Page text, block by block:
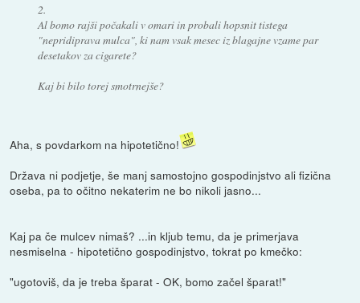
2.
Al bomo rajši počakali v omari in probali hopsnit tistega
"nepridiprava mulca", ki nam vsak mesec iz blagajne vzame par
desetakov za cigarete?
Kaj bi bilo torej smotrnejše?
Aha, s povdarkom na hipotetično!
Država ni podjetje, še manj samostojno gospodinjstvo ali fizična
oseba, pa to očitno nekaterim ne bo nikoli jasno...
Kaj pa če mulcev nimaš? ...in kljub temu, da je primerjava
nesmiselna - hipotetično gospodinjstvo, tokrat po kmečko:
"ugotoviš, da je treba šparat - OK, bomo začel šparat!"